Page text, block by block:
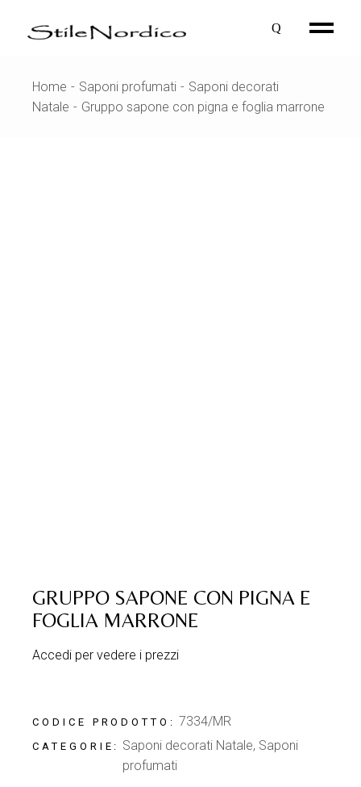
content
Home Saponi profumati
Saponi decorati
Natale
Gruppo sapone con pigna e foglia marrone
GRUPPO SAPONE CON PIGNA E
FOGLIA MARRONE
Accedi per vedere i prezzi
CODICE PRODOTTO: 7334/MR
CATEGORIE: Saponi decorati Natale, Saponi
profumati